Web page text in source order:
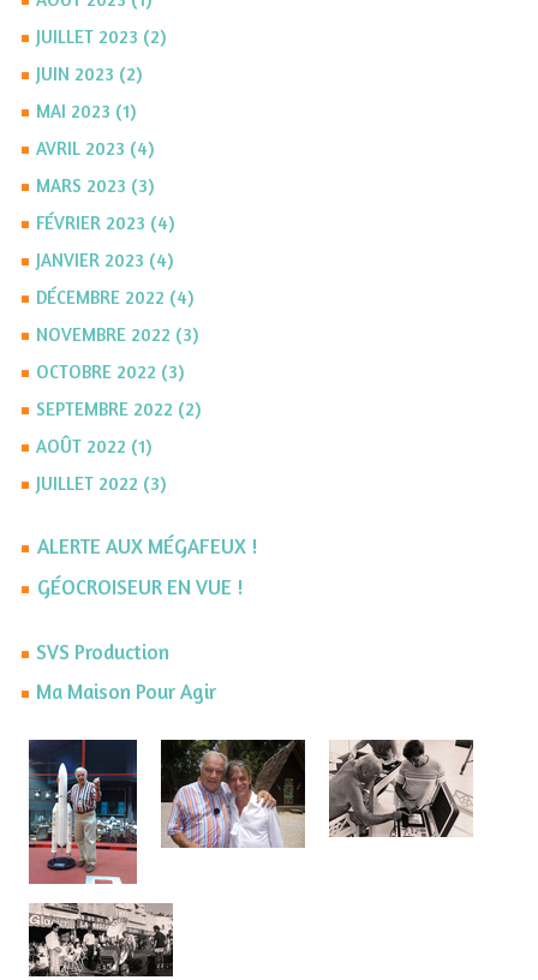
JUILLET 2023 (2)
JUIN 2023 (2)
MAI 2023 (1)
AVRIL 2023 (4)
MARS 2023 (3)
FÉVRIER 2023 (4)
JANVIER 2023 (4)
DÉCEMBRE 2022 (4)
NOVEMBRE 2022 (3)
OCTOBRE 2022 (3)
SEPTEMBRE 2022 (2)
AOÛT 2022 (1)
JUILLET 2022 (3)
ALERTE AUX MÉGAFEUX !
GÉOCROISEUR EN VUE !
SVS Production
Ma Maison Pour Agir